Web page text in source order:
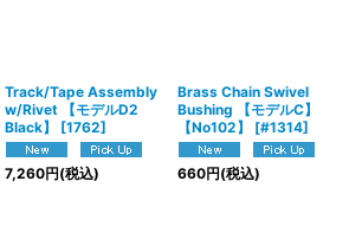
Track/Tape Assembly
w/Rivet 【モデルD2
Black】
[1762]
7,260円(税込)
Brass Chain Swivel
Bushing 【モデルC】
【No102】
[#1314]
660円(税込)